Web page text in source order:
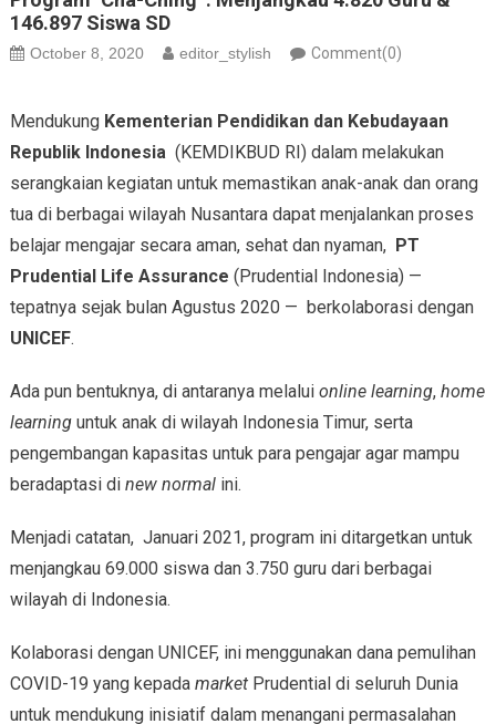
146.897 Siswa SD
October 8, 2020 editor_stylish Comment(0)
Mendukung Kementerian Pendidikan dan Kebudayaan
Republik Indonesia (KEMDIKBUD RI) dalam melakukan
serangkaian kegiatan untuk memastikan anak-anak dan orang
tua di berbagai wilayah Nusantara dapat menjalankan proses
belajar mengajar secara aman, sehat dan nyaman, PT
Prudential Life Assurance (Prudential Indonesia) —
tepatnya sejak bulan Agustus 2020 — berkolaborasi dengan
UNICEF.
Ada pun bentuknya, di antaranya melalui online learning, home
learninguntuk anak di wilayah Indonesia Timur, serta
pengembangan kapasitas untuk para pengajar agar mampu
beradaptasi di new normal ini.
Menjadi catatan, Januari 2021, program ini ditargetkan untuk
menjangkau 69.000 siswa dan 3.750 guru dari berbagai
wilayah di Indonesia.
Kolaborasi dengan UNICEF, ini menggunakan dana pemulihan
COVID-19 yang kepada marketPrudential di seluruh Dunia
untuk mendukung inisiatif dalam menangani permasalahan